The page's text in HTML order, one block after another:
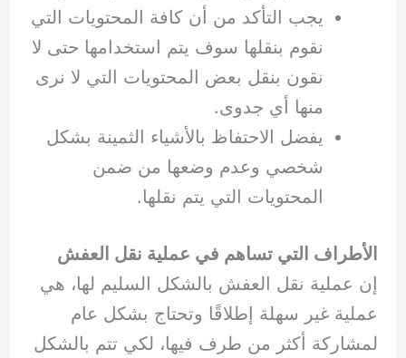
يجب التأكد من أن كافة المحتويات التي
نقوم بنقلها سوف يتم استخدامها حتى لا
نقون بنقل بعض المحتويات التي لا نرى
منها أي جدوى.
يفضل الاحتفاظ بالأشياء الثمينة بشكل
شخصي وعدم وضعها من ضمن
المحتويات التي يتم نقلها.
الأطراف التي تساهم في عملية نقل العفش
إن عملية نقل العفش بالشكل السليم لها، هي
عملية غير سهلة إطلاقًا وتحتاج بشكل عام
لمشاركة أكثر من طرف فيها، لكي تتم بالشكل